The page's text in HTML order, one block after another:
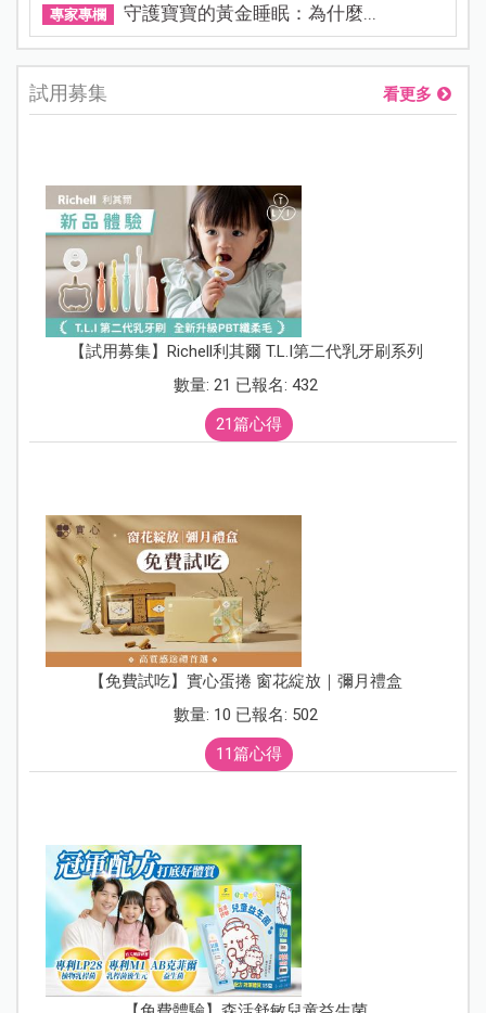
專家專欄 守護寶寶的黃金睡眠：為什麼...
試用募集 看更多
【試用募集】Richell利其爾 T.L.I第二代乳牙刷系列
數量: 21 已報名: 432
21篇心得
【免費試吃】實心蛋捲 窗花綻放｜彌月禮盒
數量: 10 已報名: 502
11篇心得